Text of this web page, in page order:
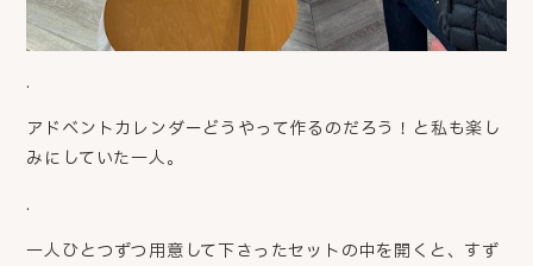
.
アドベントカレンダーどうやって作るのだろう！と私も楽し
みにしていた一人。
.
一人ひとつずつ用意して下さったセットの中を開くと、すず